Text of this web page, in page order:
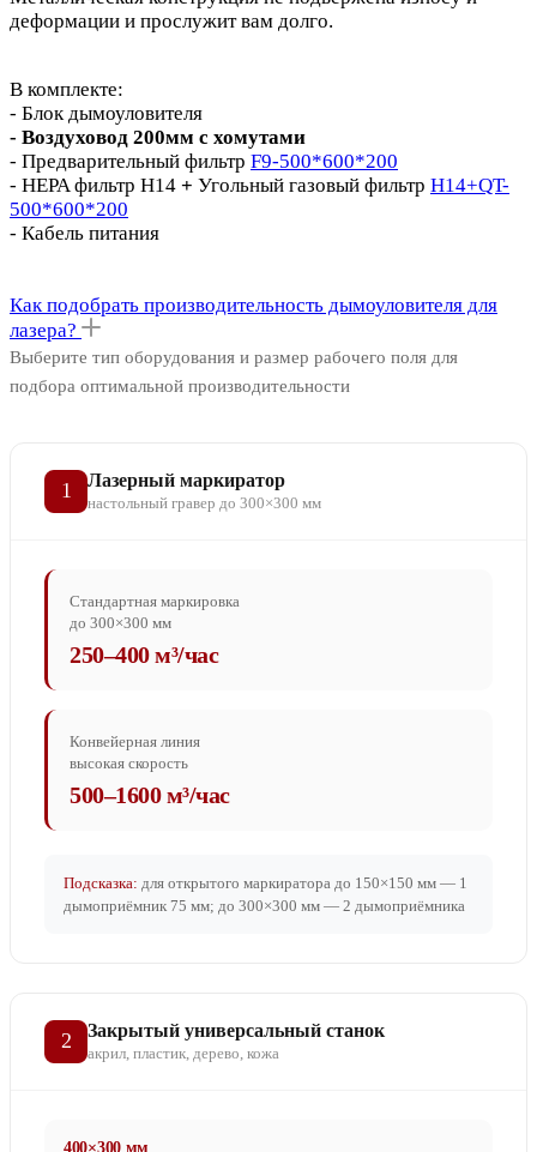
деформации и прослужит вам долго.
В комплекте:
- Блок дымоуловителя
- Воздуховод 200мм с хомутами
- Предварительный фильтр F9-500*600*200
- HEPA фильтр H14 + Угольный газовый фильтр H14+QT-
500*600*200
- Кабель питания
Как подобрать производительность дымоуловителя для
лазера?
Выберите тип оборудования и размер рабочего поля для
подбора оптимальной производительности
1 Лазерный маркиратор
настольный гравер до 300×300 мм
Стандартная маркировка
до 300×300 мм
250–400 м³/час
Конвейерная линия
высокая скорость
500–1600 м³/час
Подсказка: для открытого маркиратора до 150×150 мм — 1
дымоприёмник 75 мм; до 300×300 мм — 2 дымоприёмника
2 Закрытый универсальный станок
акрил, пластик, дерево, кожа
400×300 мм